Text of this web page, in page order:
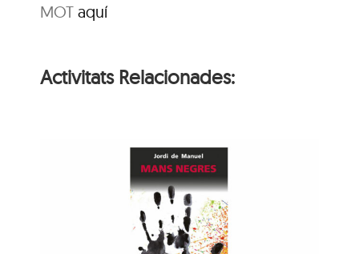
MOT aquí
Activitats Relacionades:
Hora del conte: Deu
princesetes